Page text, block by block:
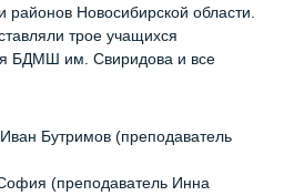
районов Новосибирской области.
трое учащихся
БДМШ им. Свиридова и все
Бутримов (преподаватель
(преподаватель Инна